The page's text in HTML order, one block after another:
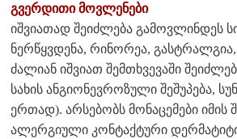
გვერდითი მოვლენები
იშვიათად შეიძლება გამოვლინდეს
ნერწყვდენა, რინორეა, გასტრალგია,
ძალიან იშვიათ შემთხვევაში
სახის ანგიონევროზული შეშუპება,
ერთად). არსებობს მონაცემები
ალერგიული კონტაქტური